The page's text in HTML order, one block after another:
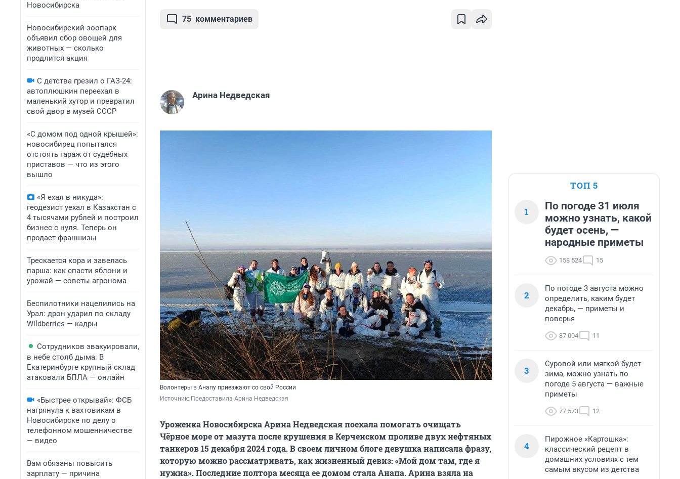
Новосибирска
Новосибирский зоопарк
объявил сбор овощей для
животных — сколько
продлится акция
С детства грезил о ГАЗ-24:
автоплюшкин переехал в
маленький хутор и превратил
свой двор в музей СССР
«С домом под одной крышей»:
новосибирец попытался
отстоять гараж от судебных
приставов — что из этого
вышло
«Я ехал в никуда»:
геодезист уехал в Казахстан с
4 тысячами рублей и построил
бизнес с нуля. Теперь он
продает франшизы
Трескается кора и завелась
парша: как спасти яблони и
урожай — советы агронома
Беспилотники нацелились на
Урал: дрон ударил по складу
Wildberries — кадры
Сотрудников эвакуировали,
в небе столб дыма. В
Екатеринбурге крупный склад
атаковали БПЛА — онлайн
«Быстрее открывай»: ФСБ
нагрянула к вахтовикам в
Новосибирске по делу о
телефонном мошенничестве
— видео
Вам обязаны повысить
зарплату — причина
75 комментариев
Арина Недведская
Волонтеры в Анапу приезжают со свой России
Источник: Предоставила Арина Недведская
Уроженка Новосибирска Арина Недведская поехала помогать очищать
Чёрное море от мазута после крушения в Керченском проливе двух нефтяных
танкеров 15 декабря 2024 года. В своем личном блоге девушка написала фразу,
которую можно рассматривать, как жизненный девиз: «Мой дом там, где я
нужна». Последние полтора месяца ее домом стала Анапа. Арина взяла на
ТОП 5
1
По погоде 31 июля
можно узнать, какой
будет осень, —
народные приметы
158 524 15
2
По погоде 3 августа можно
определить, каким будет
декабрь, — приметы и
поверья
87 004 11
3
Суровой или мягкой будет
зима, можно узнать по
погоде 5 августа — важные
приметы
77 573 12
4
Пирожное «Картошка»:
классический рецепт в
домашних условиях с тем
самым вкусом из детства